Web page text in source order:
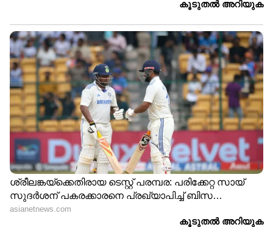
ലക്ഷങ്ങൾ തട്ടിയെടുത്ത
പൊലീസുകാരനെതിരെ കേസ്
രാവിലെ പുറപ്പെടേണ്ട വിമാനം 6
മണികൂർ വെെകുമെന്ന്
അറിയിച്ചില്ല; കണ്ണൂർ
വിമാനത്താവളത്തിൽ പ്രതിഷേധം